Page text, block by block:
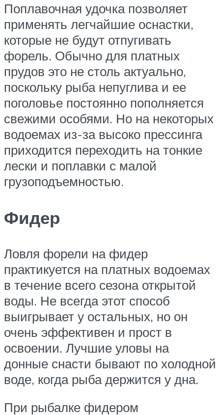
Поплавочная удочка позволяет
применять легчайшие оснастки,
которые не будут отпугивать
форель. Обычно для платных
прудов это не столь актуально,
поскольку рыба непуглива и ее
поголовье постоянно пополняется
свежими особями. Но на некоторых
водоемах из-за высоко прессинга
приходится переходить на тонкие
лески и поплавки с малой
грузоподъемностью.
Фидер
Ловля форели на фидер
практикуется на платных водоемах
в течение всего сезона открытой
воды. Не всегда этот способ
выигрывает у остальных, но он
очень эффективен и прост в
освоении. Лучшие уловы на
донные снасти бывают по холодной
воде, когда рыба держится у дна.
При рыбалке фидером